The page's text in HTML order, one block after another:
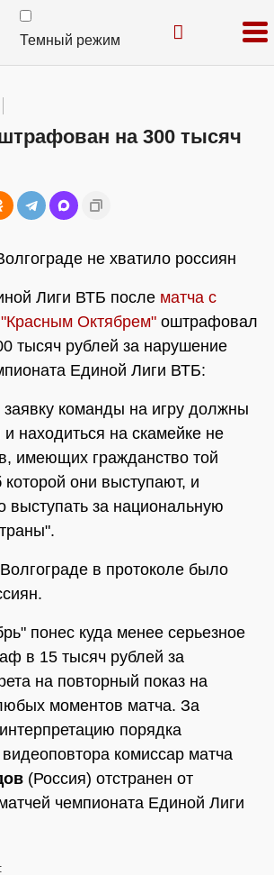
Темный режим
на 300 тысяч
не хватило россиян
Лиги ВТБ после матча с
"Красным Октябрем" оштрафовал
тысяч рублей за нарушение
Единой Лиги ВТБ:
заявку команды на игру должны
находиться на скамейке не
имеющих гражданство той
которой они выступают, и
за национальную
в протоколе было
понес куда менее серьезное
в 15 тысяч рублей за
на повторный показ на
моментов матча. За
порядка
комиссар матча
(Россия) отстранен от
чемпионата Единой Лиги